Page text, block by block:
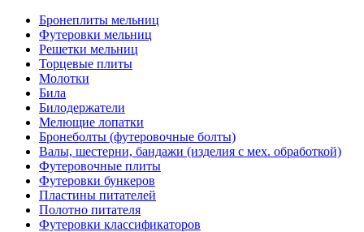
Бронеплиты мельниц
Футеровки мельниц
Решетки мельниц
Торцевые плиты
Молотки
Била
Билодержатели
Мелющие лопатки
Бронеболты (футеровочные болты)
Валы, шестерни, бандажи (изделия с мех. обработкой)
Футеровочные плиты
Футеровки бункеров
Пластины питателей
Полотно питателя
Футеровки классификаторов